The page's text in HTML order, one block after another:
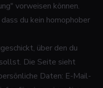
vorweisen können.
du kein homophober
über den du
Die Seite sieht
Daten: E-Mail-